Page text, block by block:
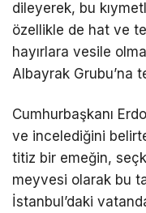
dileyerek, bu
özellikle de hat ve
hayırlara vesile
Albayrak Grubu’na
Cumhurbaşkanı
ve incelediğini
titiz bir emeğin,
meyvesi olarak bu
İstanbul’daki